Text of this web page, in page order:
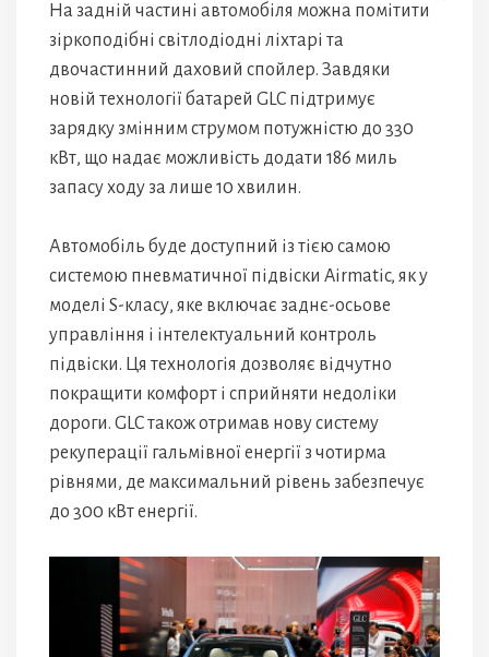
На задній частині автомобіля можна помітити
зіркоподібні світлодіодні ліхтарі та
двочастинний даховий спойлер. Завдяки
новій технології батарей GLC підтримує
зарядку змінним струмом потужністю до 330
кВт, що надає можливість додати 186 миль
запасу ходу за лише 10 хвилин.
Автомобіль буде доступний із тією самою
системою пневматичної підвіски Airmatic, як у
моделі S-класу, яке включає заднє-осьове
управління і інтелектуальний контроль
підвіски. Ця технологія дозволяє відчутно
покращити комфорт і сприйняти недоліки
дороги. GLC також отримав нову систему
рекуперації гальмівної енергії з чотирма
рівнями, де максимальний рівень забезпечує
до 300 кВт енергії.